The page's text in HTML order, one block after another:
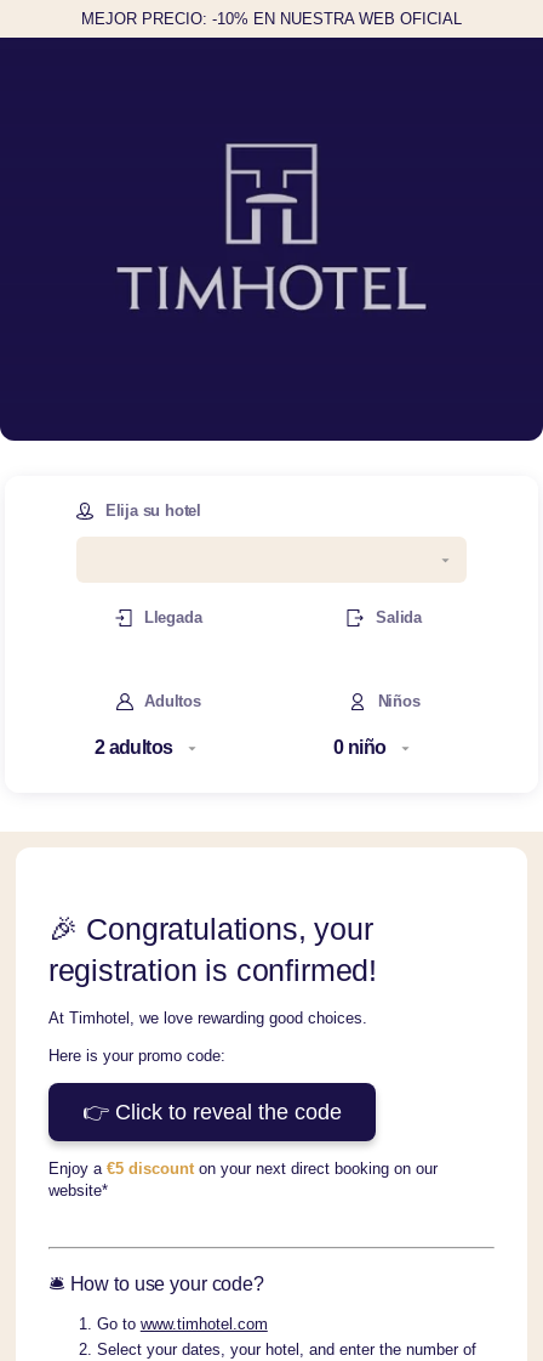
MEJOR PRECIO: -10% EN NUESTRA WEB OFICIAL
Elija su hotel
Llegada Salida
Adultos Niños
🎉 Congratulations, your
registration is confirmed!
At Timhotel, we love rewarding good choices.
Here is your promo code:
👉 Click to reveal the code
Enjoy a €5 discounton your next direct booking on our
website*
🛎️ How to use your code?
Go to www.timhotel.com
Select your dates, your hotel, and enter the number of